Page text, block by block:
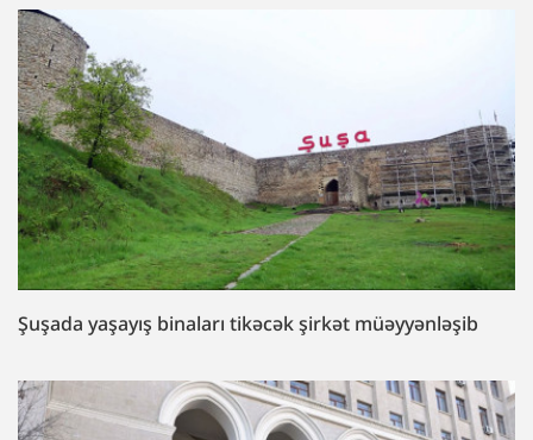
Şuşada yaşayış binaları tikəcək şirkət müəyyənləşib